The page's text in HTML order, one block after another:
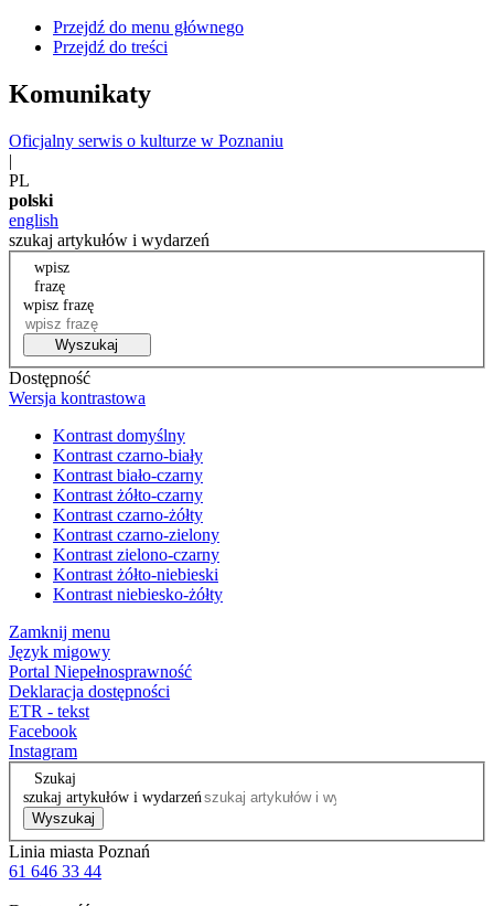
Przejdź do menu głównego
Przejdź do treści
Komunikaty
Oficjalny serwis o kulturze w Poznaniu
|
PL
polski
english
szukaj artykułów i wydarzeń
wpisz
frazę
wpisz frazę
Wyszukaj
Dostępność
Wersja kontrastowa
Kontrast domyślny
Kontrast czarno-biały
Kontrast biało-czarny
Kontrast żółto-czarny
Kontrast czarno-żółty
Kontrast czarno-zielony
Kontrast zielono-czarny
Kontrast żółto-niebieski
Kontrast niebiesko-żółty
Zamknij menu
Język migowy
Portal Niepełnosprawność
Deklaracja dostępności
ETR - tekst
Facebook
Instagram
Szukaj
szukaj artykułów i wydarzeń
Wyszukaj
Linia miasta Poznań
61 646 33 44